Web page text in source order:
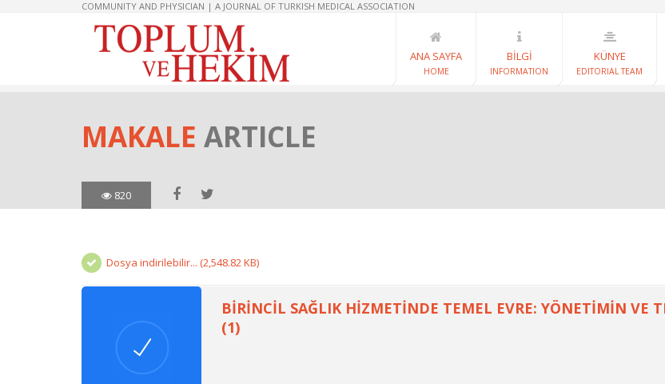
COMMUNITY AND PHYSICIAN | A JOURNAL OF TURKISH MEDICAL ASSOCIATION
ANA SAYFA
HOME
BİLGİ
INFORMATION
KÜNYE
EDITORIAL TEAM
MAKALE ARTICLE
820
Dosya indirilebilir... (2,548.82 KB)
BİRİNCİL SAĞLIK HİZMETİNDE TEMEL EVRE: YÖNETİMİN VE
(1)